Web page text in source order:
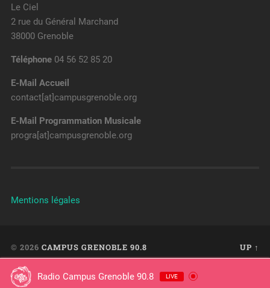
Le Ciel
2 rue du Général Marchand
38000 Grenoble
Téléphone04 56 52 85 20
E-Mail Accueil
contact[at]campusgrenoble.org
E-Mail Programmation Musicale
progra[at]campusgrenoble.org
Mentions légales
© 2026 CAMPUS GRENOBLE 90.8 UP ↑
Radio Campus Grenoble 90.8 LIVE